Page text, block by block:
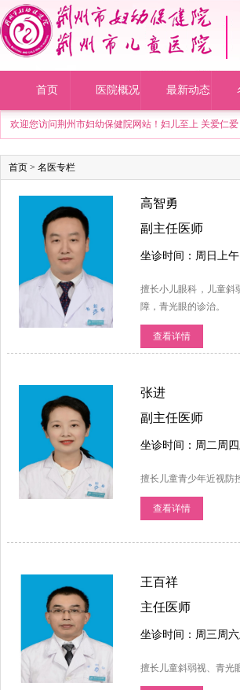
首页 医院概况 最新动态
欢迎您访问荆州市妇幼保健院网站！妇儿至上 关爱仁爱
首页 > 名医专栏
高智勇
副主任医师
坐诊时间：周日上午
擅长小儿眼科，儿童斜
障，青光眼的诊治。
查看详情
张进
副主任医师
坐诊时间：周二周
擅长儿童青少年近视防
查看详情
王百祥
主任医师
坐诊时间：周三周
擅长儿童斜弱视、青光